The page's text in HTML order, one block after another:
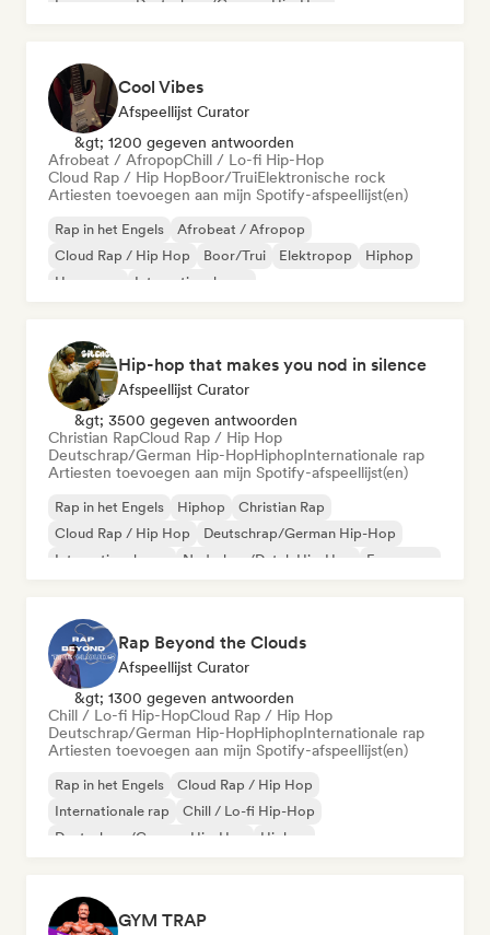
Franse rap Deutschrap/German Hip-Hop
Cool Vibes
Afspeellijst Curator
&gt; 1200 gegeven antwoorden
Afrobeat / AfropopChill / Lo-fi Hip-Hop
Cloud Rap / Hip HopBoor/TruiElektronische rock
Artiesten toevoegen aan mijn Spotify-afspeellijst(en)
Rap in het Engels
Afrobeat / Afropop
Cloud Rap / Hip Hop
Boor/Trui Elektropop
Hiphop
Hyperpop
Internationale rap
Hip-hop that makes you nod in silence
Afspeellijst Curator
&gt; 3500 gegeven antwoorden
Christian RapCloud Rap / Hip Hop
Deutschrap/German Hip-HopHiphopInternationale rap
Artiesten toevoegen aan mijn Spotify-afspeellijst(en)
Rap in het Engels Hiphop
Christian Rap
Cloud Rap / Hip Hop
Deutschrap/German Hip-Hop
Internationale rap
Nederhop/Dutch Hip-Hop Franse rap
Rap Beyond the Clouds
Afspeellijst Curator
&gt; 1300 gegeven antwoorden
Chill / Lo-fi Hip-HopCloud Rap / Hip Hop
Deutschrap/German Hip-HopHiphopInternationale rap
Artiesten toevoegen aan mijn Spotify-afspeellijst(en)
Rap in het Engels
Cloud Rap / Hip Hop
Internationale rap
Chill / Lo-fi Hip-Hop
Deutschrap/German Hip-Hop
Hiphop
GYM TRAP